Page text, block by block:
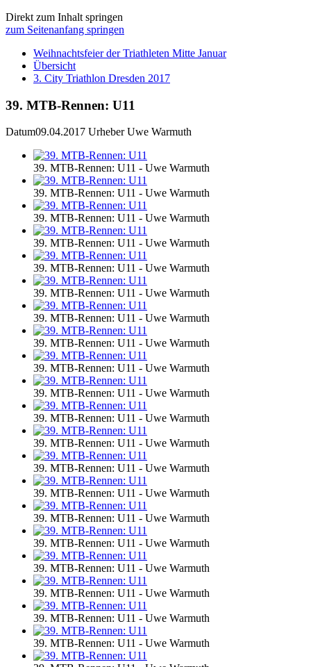
Direkt zum Inhalt springen
zum Seitenanfang springen
Weihnachtsfeier der Triathleten Mitte Januar
Übersicht
3. City Triathlon Dresden 2017
39. MTB-Rennen: U11
Datum09.04.2017 UrheberUwe Warmuth
39. MTB-Rennen: U11 - Uwe Warmuth
39. MTB-Rennen: U11 - Uwe Warmuth
39. MTB-Rennen: U11 - Uwe Warmuth
39. MTB-Rennen: U11 - Uwe Warmuth
39. MTB-Rennen: U11 - Uwe Warmuth
39. MTB-Rennen: U11 - Uwe Warmuth
39. MTB-Rennen: U11 - Uwe Warmuth
39. MTB-Rennen: U11 - Uwe Warmuth
39. MTB-Rennen: U11 - Uwe Warmuth
39. MTB-Rennen: U11 - Uwe Warmuth
39. MTB-Rennen: U11 - Uwe Warmuth
39. MTB-Rennen: U11 - Uwe Warmuth
39. MTB-Rennen: U11 - Uwe Warmuth
39. MTB-Rennen: U11 - Uwe Warmuth
39. MTB-Rennen: U11 - Uwe Warmuth
39. MTB-Rennen: U11 - Uwe Warmuth
39. MTB-Rennen: U11 - Uwe Warmuth
39. MTB-Rennen: U11 - Uwe Warmuth
39. MTB-Rennen: U11 - Uwe Warmuth
39. MTB-Rennen: U11 - Uwe Warmuth